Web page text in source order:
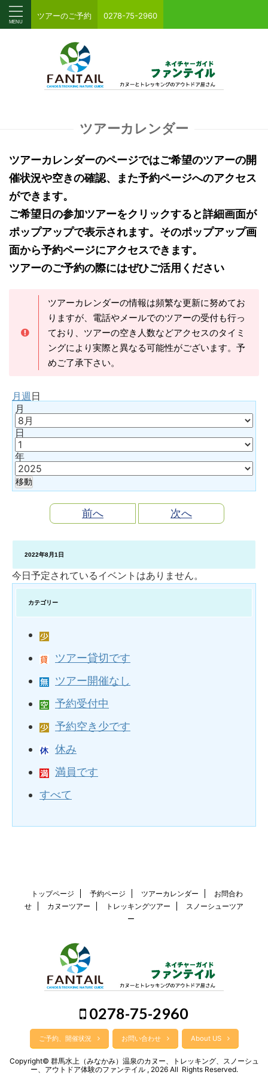
ツアーのご予約 0278-75-2960
ツアーカレンダー
ツアーカレンダーのページではご希望のツアーの開
催状況や空きの確認、また予約ページへのアクセス
ができます。
ご希望日の参加ツアーをクリックすると詳細画面が
ポップアップで表示されます。そのポップアップ画
面から予約ページにアクセスできます。
ツアーのご予約の際にはぜひご活用ください
ツアーカレンダーの情報は頻繁な更新に努めてお
りますが、電話やメールでのツアーの受付も行っ
ており、ツアーの空き人数などアクセスのタイミ
ングにより実際と異なる可能性がございます。予
めご了承下さい。
月週 日
月
日
年
前へ 次へ
2022年8月1日
今日予定されているイベントはありません。
カテゴリー
ツアー貸切です
ツアー開催なし
予約受付中
予約空き少です
休み
満員です
すべて
トップページ 予約ページ ツアーカレンダー
お問合わ
せ
カヌーツアー トレッキングツアー
スノーシューツア
ー
0278-75-2960
ご予約、開催状況 お問い合わせ About US
Copyright© 群馬水上（みなかみ）温泉のカヌー、トレッキング、スノーシュ
ー、アウトドア体験のファンテイル , 2026 All Rights Reserved.